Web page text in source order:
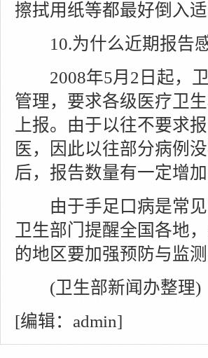
擦拭用纸等都最好倒入
10.为什么近期报告感
2008年5月2日起，卫
管理，要求各级医疗卫
上报。由于以往不要求
医，因此以往部分病例
后，报告数量有一定增
由于手足口病是常见
卫生部门提醒全国各地
的地区要加强预防与监
(卫生部新闻办整理)
[编辑：admin]